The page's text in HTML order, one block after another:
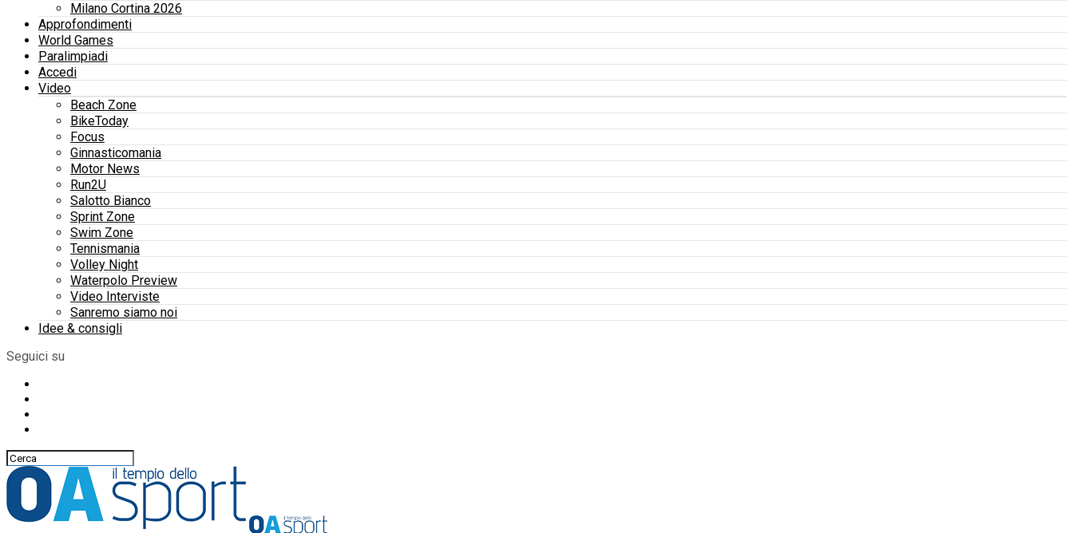
Milano Cortina 2026
Approfondimenti
World Games
Paralimpiadi
Accedi
Video
Beach Zone
BikeToday
Focus
Ginnasticomania
Motor News
Run2U
Salotto Bianco
Sprint Zone
Swim Zone
Tennismania
Volley Night
Waterpolo Preview
Video Interviste
Sanremo siamo noi
Idee & consigli
Seguici su